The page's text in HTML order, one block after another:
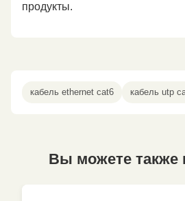
продукты.
кабель ethernet cat6 кабель utp
Вы можете также